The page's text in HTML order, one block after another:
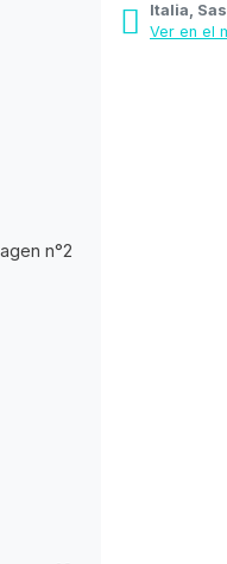
Italia,
Ver en el